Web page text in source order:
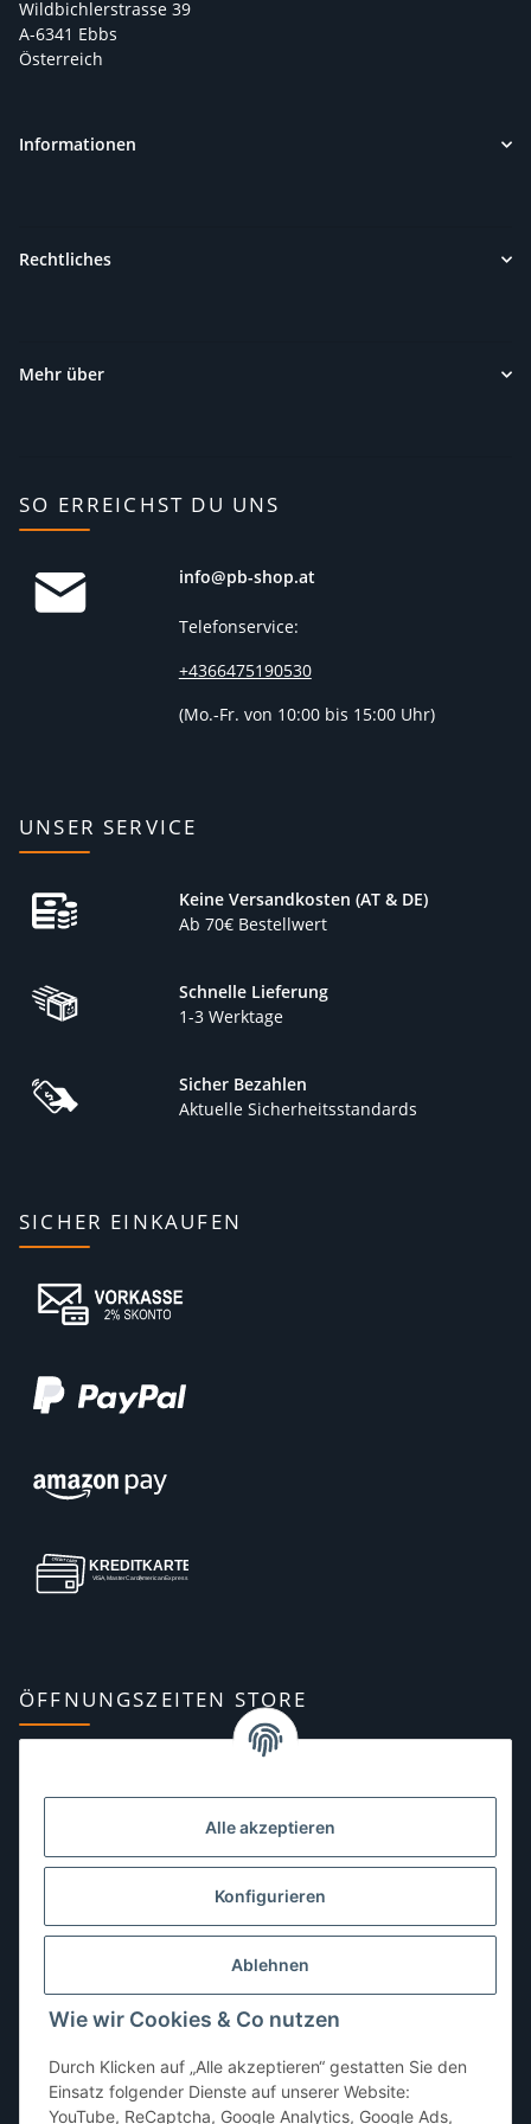
Alle akzeptieren
Konfigurieren
Ablehnen
Wie wir Cookies & Co nutzen
Durch Klicken auf „Alle akzeptieren“ gestatten Sie den
Einsatz folgender Dienste auf unserer Website:
YouTube, ReCaptcha, Google Analytics, Google Ads,
Wildbichlerstrasse 39
A-6341 Ebbs
Österreich
Informationen
Rechtliches
Mehr über
SO ERREICHST DU UNS
info@pb-shop.at
Telefonservice:
+4366475190530
(Mo.-Fr. von 10:00 bis 15:00 Uhr)
UNSER SERVICE
Keine Versandkosten (AT & DE)
Ab 70€ Bestellwert
Schnelle Lieferung
1-3 Werktage
Sicher Bezahlen
Aktuelle Sicherheitsstandards
SICHER EINKAUFEN
ÖFFNUNGSZEITEN STORE
10:00–13:00, 14:00–18:00 Uhr
Dienstag:10:00–13:00, 14:00–16:00 Uhr
10:00–13:00 Uhr
Freitag:10:00–13:00, 14:00–18:00 Uhr
Sonntag: geschlossen